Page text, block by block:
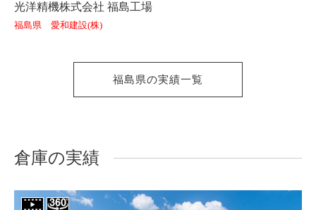
光洋精機株式会社 福島工場
福島県 愛和建設(株)
福島県の実績一覧
倉庫の実績